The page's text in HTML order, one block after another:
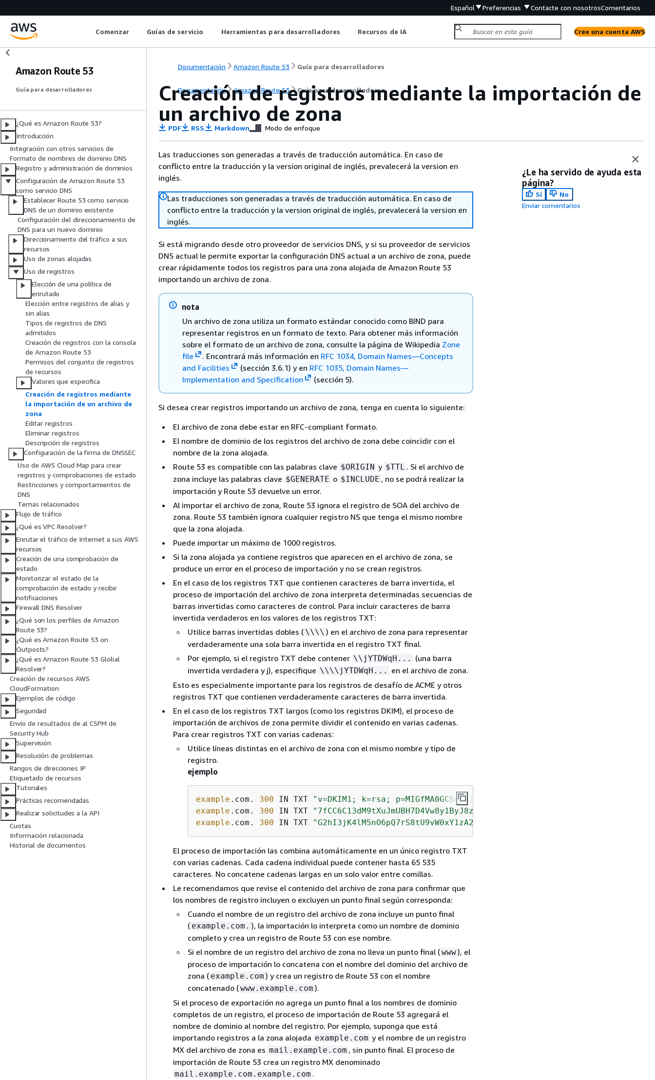
Español Preferencias Contacte con nosotrosComentarios
Comenzar Guías de servicio Herramientas para desarrolladores Recursos de IA Cree una cuenta AWS
Amazon Route 53
Guía para desarrolladores
¿Qué es Amazon Route 53?
Introducción
Integración con otros servicios de
Formato de nombres de dominio DNS
Registro y administración de dominios
Configuración de Amazon Route 53
como servicio DNS
Establecer Route 53 como servicio
DNS de un dominio existente
Configuración del direccionamiento de
DNS para un nuevo dominio
Direccionamiento del tráfico a sus
recursos
Uso de zonas alojadas
Uso de registros
Elección de una política de
enrutado
Elección entre registros de alias y
sin alias
Tipos de registros de DNS
admitidos
Creación de registros con la consola
de Amazon Route 53
Permisos del conjunto de registros
de recursos
Valores que especifica
Creación de registros mediante
la importación de un archivo de
zona
Editar registros
Eliminar registros
Descripción de registros
Configuración de la firma de DNSSEC
Uso de AWS Cloud Map para crear
registros y comprobaciones de estado
Restricciones y comportamientos de
DNS
Temas relacionados
Flujo de tráfico
¿Qué es VPC Resolver?
Enrutar el tráfico de Internet a sus AWS
recursos
Creación de una comprobación de
estado
Monitorizar el estado de la
comprobación de estado y recibir
notificaciones
Firewall DNS Resolver
¿Qué son los perfiles de Amazon
Route 53?
¿Qué es Amazon Route 53 on
Outposts?
¿Qué es Amazon Route 53 Global
Resolver?
Creación de recursos AWS
CloudFormation
Ejemplos de código
Seguridad
Envío de resultados de al CSPM de
Security Hub
Supervisión
Resolución de problemas
Rangos de direcciones IP
Etiquetado de recursos
Tutoriales
Prácticas recomendadas
Realizar solicitudes a la API
Cuotas
Información relacionada
Historial de documentos
Documentación Amazon Route 53 Guía para desarrolladores
Documentación Amazon Route 53 Guía para desarrolladores
Creación de registros mediante la importación de
un archivo de zona
PDF RSS Markdown Modo de enfoque
Las traducciones son generadas a través de traducción automática. En caso de
conflicto entre la traducción y la version original de inglés, prevalecerá la version en
inglés.
Las traducciones son generadas a través de traducción automática. En caso de
conflicto entre la traducción y la version original de inglés, prevalecerá la version en
inglés.
Si está migrando desde otro proveedor de servicios DNS, y si su proveedor de servicios
DNS actual le permite exportar la configuración DNS actual a un archivo de zona, puede
crear rápidamente todos los registros para una zona alojada de Amazon Route 53
importando un archivo de zona.
nota
Un archivo de zona utiliza un formato estándar conocido como BIND para
representar registros en un formato de texto. Para obtener más información
sobre el formato de un archivo de zona, consulte la página de Wikipedia Zone
file
. Encontrará más información en RFC 1034, Domain Names—Concepts
and Facilities
(sección 3.6.1) y en RFC 1035, Domain Names—
Implementation and Specification
(sección 5).
Si desea crear registros importando un archivo de zona, tenga en cuenta lo siguiente:
El archivo de zona debe estar en RFC-compliant formato.
El nombre de dominio de los registros del archivo de zona debe coincidir con el
nombre de la zona alojada.
Route 53 es compatible con las palabras clave $ORIGIN y $TTL . Si el archivo de
zona incluye las palabras clave $GENERATE o $INCLUDE , no se podrá realizar la
importación y Route 53 devuelve un error.
Al importar el archivo de zona, Route 53 ignora el registro de SOA del archivo de
zona. Route 53 también ignora cualquier registro NS que tenga el mismo nombre
que la zona alojada.
Puede importar un máximo de 1000 registros.
Si la zona alojada ya contiene registros que aparecen en el archivo de zona, se
produce un error en el proceso de importación y no se crean registros.
En el caso de los registros TXT que contienen caracteres de barra invertida, el
proceso de importación del archivo de zona interpreta determinadas secuencias de
barras invertidas como caracteres de control. Para incluir caracteres de barra
invertida verdaderos en los valores de los registros TXT:
Utilice barras invertidas dobles ( \\\\ ) en el archivo de zona para representar
verdaderamente una sola barra invertida en el registro TXT final.
Por ejemplo, si el registro TXT debe contener \\jYTDWqH...
(una barra
invertida verdadera y j), especifique \\\\jYTDWqH...
en el archivo de zona.
Esto es especialmente importante para los registros de desafío de ACME y otros
registros TXT que contienen verdaderamente caracteres de barra invertida.
En el caso de los registros TXT largos (como los registros DKIM), el proceso de
importación de archivos de zona permite dividir el contenido en varias cadenas.
Para crear registros TXT con varias cadenas:
Utilice líneas distintas en el archivo de zona con el mismo nombre y tipo de
registro.
ejemplo
example .com. 300 IN TXT
"v=DKIM1; k=rsa; p=MIGfMA0GCSqGSIb3DQEBAQUAA4GNADCBiQKBgQC"
example .com. 300 IN TXT
"7fCC6C13dM9tXuJmUBH7D4Vw8y1ByJ8z9QX2fvLm3pN4sR5tU6vW7xY8zA9bC0dE1f"
example .com. 300 IN TXT "G2hI3jK4lM5nO6pQ7rS8tU9vW0xY1zA2bC3dE4fG5hI6jK7lM8nO9pQ0rS1tU2vW3x"
El proceso de importación las combina automáticamente en un único registro TXT
con varias cadenas. Cada cadena individual puede contener hasta 65 535
caracteres. No concatene cadenas largas en un solo valor entre comillas.
Le recomendamos que revise el contenido del archivo de zona para confirmar que
los nombres de registro incluyen o excluyen un punto final según corresponda:
Cuando el nombre de un registro del archivo de zona incluye un punto final
( example.com. ), la importación lo interpreta como un nombre de dominio
completo y crea un registro de Route 53 con ese nombre.
Si el nombre de un registro del archivo de zona no lleva un punto final (www), el
proceso de importación lo concatena con el nombre del dominio del archivo de
zona ( example.com ) y crea un registro de Route 53 con el nombre
concatenado (www.example.com ).
Si el proceso de exportación no agrega un punto final a los nombres de dominio
completos de un registro, el proceso de importación de Route 53 agregará el
nombre de dominio al nombre del registro. Por ejemplo, suponga que está
importando registros a la zona alojada example.com y el nombre de un registro
MX del archivo de zona es mail.example.com , sin punto final. El proceso de
importación de Route 53 crea un registro MX denominado
mail.example.com.example.com .
¿Le ha servido de ayuda esta
página?
Sí
No
Enviar comentarios